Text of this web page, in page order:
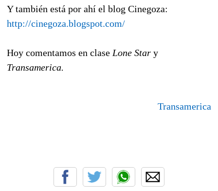
Y también está por ahí el blog Cinegoza:
http://cinegoza.blogspot.com/
Hoy comentamos en clase Lone Star y
Transamerica.
Transamerica